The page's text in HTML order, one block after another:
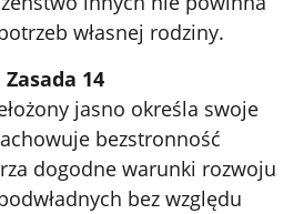
własnej rodziny.
Zasada 14
jasno określa swoje
bezstronność
dogodne warunki rozwoju
bez względu